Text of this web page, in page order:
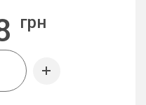
грн